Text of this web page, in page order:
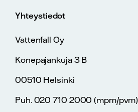
Yhteystiedot
Vattenfall Oy
Konepajankuja 3 B
00510 Helsinki
Puh. 020 710 2000 (mpm/pvm)